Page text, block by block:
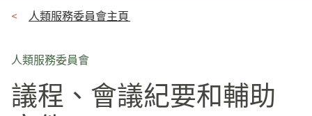
導
列​​
人類服務委員會主頁​​
人類服務委員會
議程、會議紀要和輔助